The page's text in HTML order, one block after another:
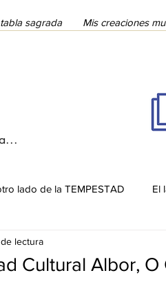
sagrada Mis creaciones
lado de la TEMPESTAD El
Cultural Albor, O
de lectura